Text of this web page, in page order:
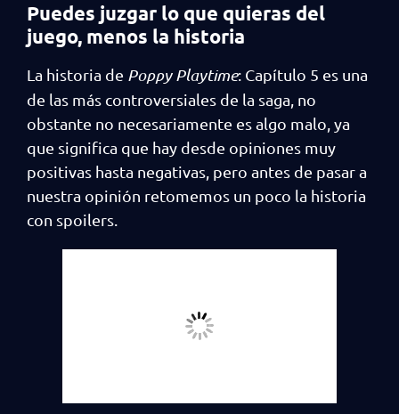
Puedes juzgar lo que quieras del
juego, menos la historia
La historia de Poppy Playtime: Capítulo 5 es una
de las más controversiales de la saga, no
obstante no necesariamente es algo malo, ya
que significa que hay desde opiniones muy
positivas hasta negativas, pero antes de pasar a
nuestra opinión retomemos un poco la historia
con spoilers.